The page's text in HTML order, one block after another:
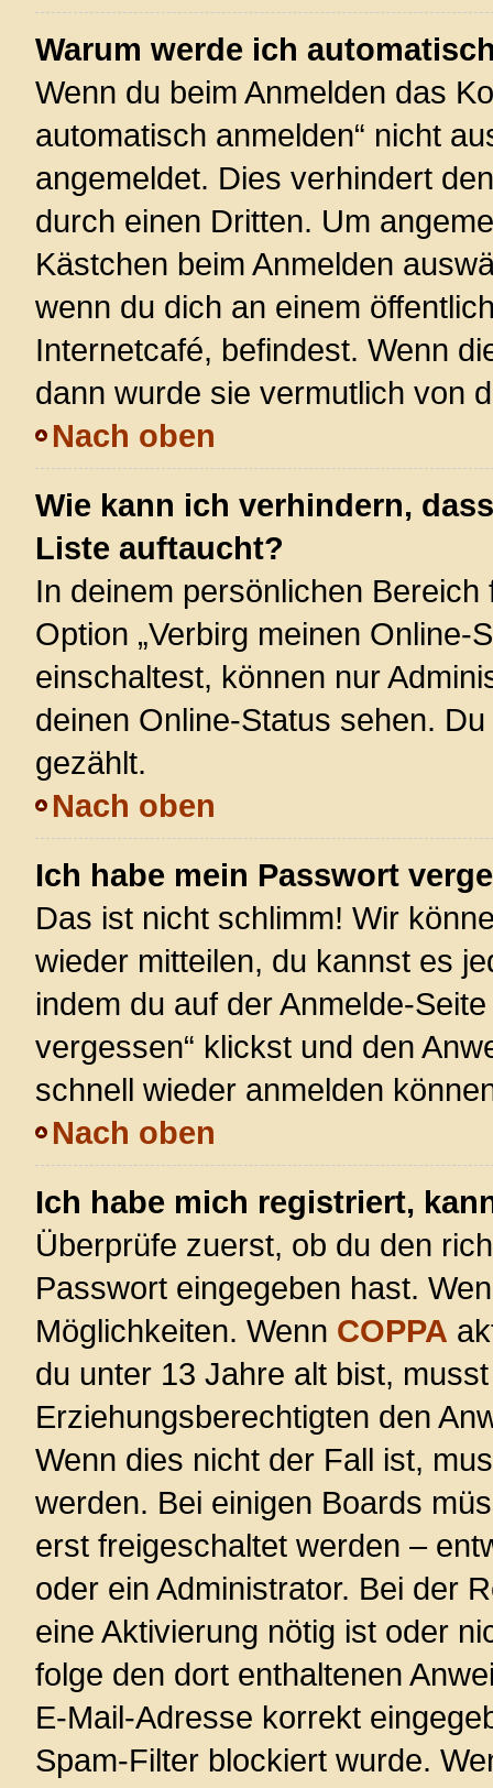
Warum werde ich
Wenn du beim Anmelden das
automatisch anmelden“ nicht
angemeldet. Dies verhindert
durch einen Dritten. Um
Kästchen beim Anmelden
wenn du dich an einem
Internetcafé, befindest. Wenn
dann wurde sie vermutlich von
Nach oben
Wie kann ich verhindern,
Liste auftaucht?
In deinem persönlichen
Option „Verbirg meinen Online-
einschaltest, können nur
deinen Online-Status sehen.
gezählt.
Nach oben
Ich habe mein Passwort
Das ist nicht schlimm! Wir
wieder mitteilen, du kannst es
indem du auf der Anmelde-
vergessen“ klickst und den
schnell wieder anmelden
Nach oben
Ich habe mich registriert,
Überprüfe zuerst, ob du den
Passwort eingegeben hast.
Möglichkeiten. Wenn COPPA
du unter 13 Jahre alt bist,
Erziehungsberechtigten den
Wenn dies nicht der Fall ist,
werden. Bei einigen Boards
erst freigeschaltet werden –
oder ein Administrator. Bei der
eine Aktivierung nötig ist oder
folge den dort enthaltenen
E-Mail-Adresse korrekt
Spam-Filter blockiert wurde.